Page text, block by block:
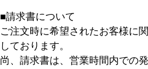
■請求書について
ご注文時に希望されたお客様に
しております。
尚、請求書は、営業時間内での